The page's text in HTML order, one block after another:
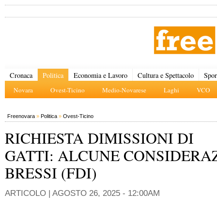
Cronaca Politica
Novara Ovest-Ticino Medio-Novarese Laghi VCO
Economia e Lavoro Cultura e Spettacolo
Freenovara » Politica » Ovest-Ticino
RICHIESTA DIMISSIONI DI
GATTI: ALCUNE
BRESSI (FDI)
ARTICOLO | AGOSTO 26, 2025 - 12:00AM